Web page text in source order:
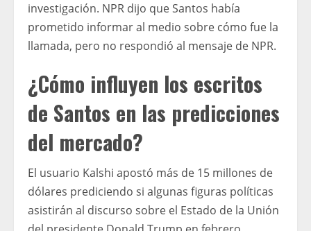
investigación. NPR dijo que Santos había
prometido informar al medio sobre cómo fue la
llamada, pero no respondió al mensaje de NPR.
¿Cómo influyen los escritos
de Santos en las predicciones
del mercado?
El usuario Kalshi apostó más de 15 millones de
dólares prediciendo si algunas figuras políticas
asistirán al discurso sobre el Estado de la Unión